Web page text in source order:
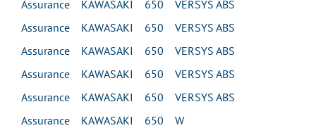
Assurance KAWASAKI 650 VERSYS ABS
Assurance KAWASAKI 650 VERSYS ABS
Assurance KAWASAKI 650 VERSYS ABS
Assurance KAWASAKI 650 VERSYS ABS
Assurance KAWASAKI 650 VERSYS ABS
Assurance KAWASAKI 650 W